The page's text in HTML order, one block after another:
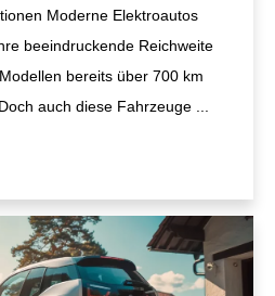
Moderne Elektroautos
beeindruckende Reichweite
bereits über 700 km
auch diese Fahrzeuge